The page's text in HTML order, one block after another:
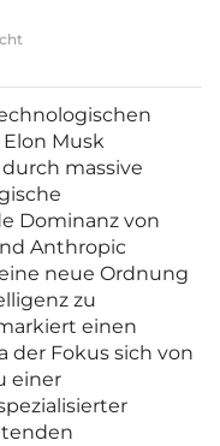
Musk
massive
Dominanz von
Anthropic
neue Ordnung
zu
einen
der Fokus sich von
einer